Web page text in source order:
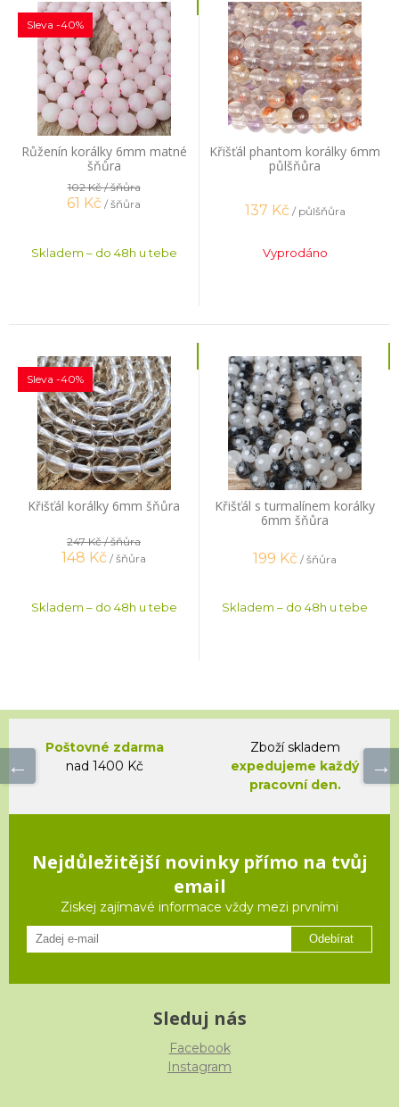
Růženín korálky 6mm matné
šňůra
Sleva -40%
102 Kč/ šňůra
61 Kč / šňůra
Skladem – do 48h u tebe
Křišťál phantom korálky 6mm
půlšňůra
137 Kč / půlšňůra
Vyprodáno
Křišťál korálky 6mm šňůra
Sleva -40%
247 Kč/ šňůra
148 Kč / šňůra
Skladem – do 48h u tebe
Křišťál s turmalínem korálky
6mm šňůra
199 Kč / šňůra
Skladem – do 48h u tebe
Poštovné zdarma
nad 1400 Kč
Zboží skladem
expedujeme každý
pracovní den.
Nejdůležitější novinky přímo na tvůj
email
Ziskej zajímavé informace vždy mezi prvními
Odebírat
Sleduj nás
Facebook
Instagram